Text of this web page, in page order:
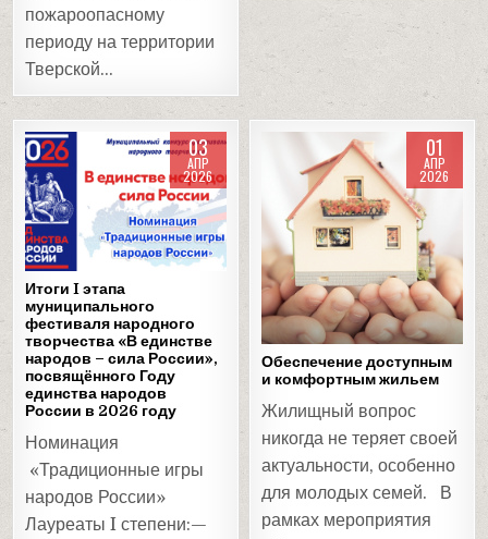
пожароопасному
периоду на территории
Тверской…
03
АПР
2026
Posted
in
Итоги I этапа
муниципального
фестиваля народного
творчества «В единстве
народов – сила России»,
посвящённого Году
единства народов
России в 2026 году
Номинация
«Традиционные игры
народов России»
Лауреаты I степени:—
01
АПР
2026
Posted
in
Обеспечение доступным
и комфортным жильем
Жилищный вопрос
никогда не теряет своей
актуальности, особенно
для молодых семей. В
рамках мероприятия